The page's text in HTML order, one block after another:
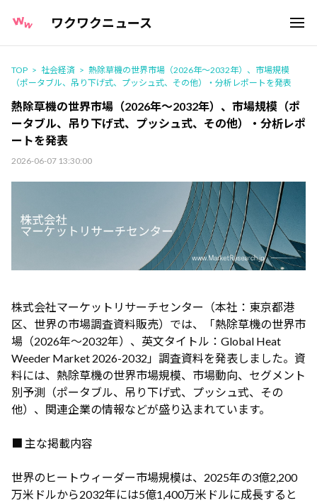
ワクワクニュース
TOP 社会経済
熱除草機の世界市場（2026年～2032年）、市場規模
（ポータブル、吊り下げ式、プッシュ式、その他）・分析レポートを発表
熱除草機の世界市場（2026年～2032年）、市場規模（ポ
ータブル、吊り下げ式、プッシュ式、その他）・分析レポ
ートを発表
2026-06-07 13:30:00
株式会社マーケットリサーチセンター（本社：東京都港
区、世界の市場調査資料販売）では、「熱除草機の世界市
場（2026年～2032年）、英文タイトル：Global Heat
Weeder Market 2026-2032」調査資料を発表しました。資
料には、熱除草機の世界市場規模、市場動向、セグメント
別予測（ポータブル、吊り下げ式、プッシュ式、その
他）、関連企業の情報などが盛り込まれています。
■ 主な掲載内容
世界のヒートウィーダー市場規模は、2025年の3億2,200
万米ドルから2032年には5億1,400万米ドルに成長すると